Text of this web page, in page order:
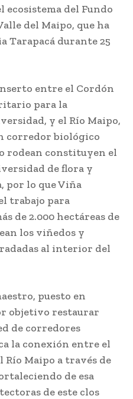
ecosistema del Fundo
del Maipo, que ha
Tarapacá durante 25
entre el Cordón
para la
y el Río Maipo,
corredor biológico
rodean constituyen el
de flora y
por lo que Viña
trabajo para
de 2.000 hectáreas de
los viñedos y
al interior del
puesto en
objetivo restaurar
de corredores
la conexión entre el
Río Maipo a través de
de esa
de este clos